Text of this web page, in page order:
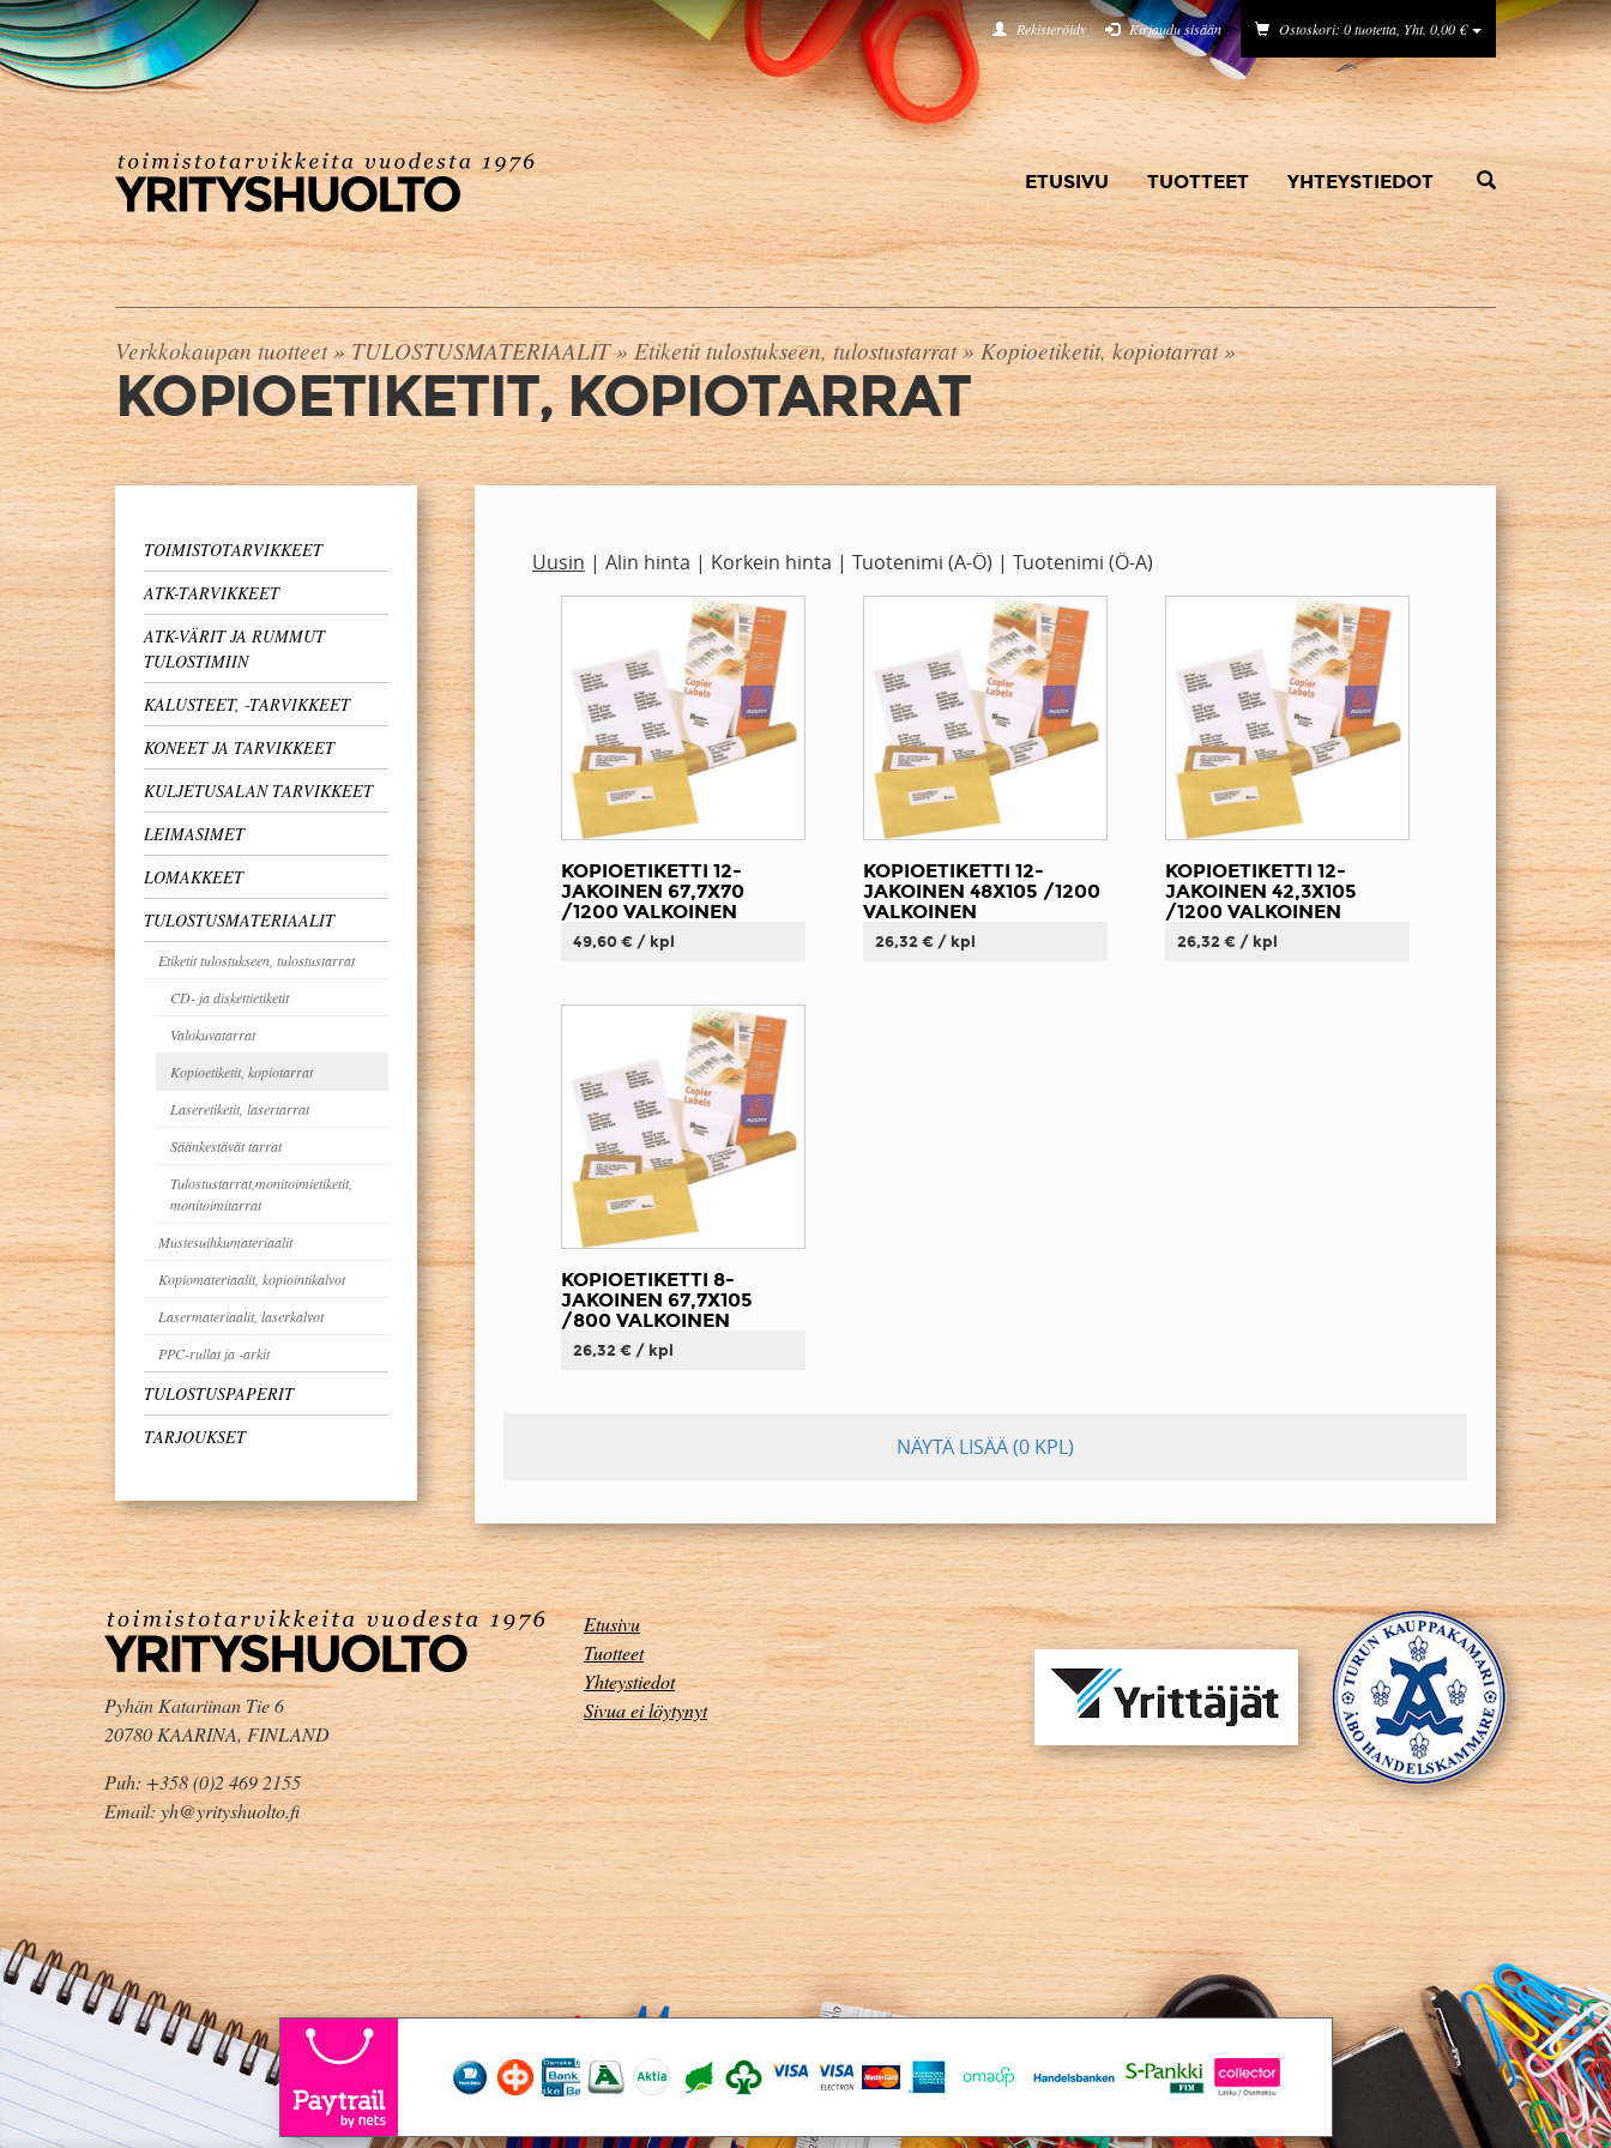
Rekisteröidy Kirjaudu sisään Ostoskori: 0 tuotetta, Yht. 0,00 €
ETUSIVU TUOTTEET YHTEYSTIEDOT
Verkkokaupan tuotteet»TULOSTUSMATERIAALIT» Etiketit tulostukseen, tulostustarrat» Kopioetiketit, kopiotarrat»
KOPIOETIKETIT, KOPIOTARRAT
TOIMISTOTARVIKKEET
ATK-TARVIKKEET
ATK-VÄRIT JA RUMMUT
TULOSTIMIIN
KALUSTEET, -TARVIKKEET
KONEET JA TARVIKKEET
KULJETUSALAN TARVIKKEET
LEIMASIMET
LOMAKKEET
TULOSTUSMATERIAALIT
Etiketit tulostukseen, tulostustarrat
CD- ja diskettietiketit
Valokuvatarrat
Kopioetiketit, kopiotarrat
Laseretiketit, lasertarrat
Säänkestävät tarrat
Tulostustarrat,monitoimietiketit,
monitoimitarrat
Mustesuihkumateriaalit
Kopiomateriaalit, kopiointikalvot
Lasermateriaalit, laserkalvot
PPC-rullat ja -arkit
TULOSTUSPAPERIT
TARJOUKSET
Uusin | Alin hinta | Korkein hinta | Tuotenimi (A-Ö) | Tuotenimi (Ö-A)
KOPIOETIKETTI 12-
JAKOINEN 67,7X70
/1200 VALKOINEN
49,60 € / kpl
KOPIOETIKETTI 12-
JAKOINEN 48X105 /1200
VALKOINEN
26,32 € / kpl
KOPIOETIKETTI 12-
JAKOINEN 42,3X105
/1200 VALKOINEN
26,32 € / kpl
KOPIOETIKETTI 8-
JAKOINEN 67,7X105
/800 VALKOINEN
26,32 € / kpl
NÄYTÄ LISÄÄ(0 KPL)
Pyhän Katariinan Tie 6
20780 KAARINA, FINLAND
Puh: +358 (0)2 469 2155
Email: yh@yrityshuolto.fi
Etusivu
Tuotteet
Yhteystiedot
Sivua ei löytynyt